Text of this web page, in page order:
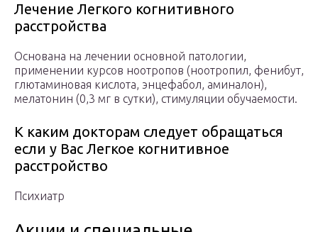
Лечение Легкого когнитивного
расстройства
Основана на лечении основной патологии,
применении курсов ноотропов (ноотропил, фенибут,
глютаминовая кислота, энцефабол, аминалон),
мелатонин (0,3 мг в сутки), стимуляции обучаемости.
К каким докторам следует обращаться
если у Вас Легкое когнитивное
расстройство
Психиатр